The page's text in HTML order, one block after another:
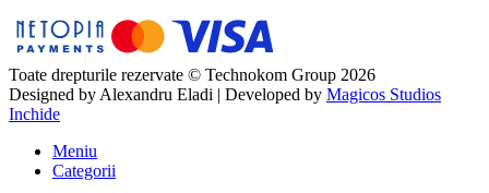
Toate drepturile rezervate © Technokom Group 2026
Designed by Alexandru Eladi | Developed by Magicos Studios
Inchide
Meniu
Categorii